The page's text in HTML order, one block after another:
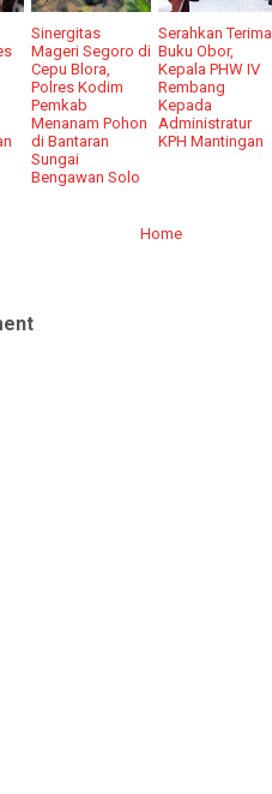
Sinergitas
Mageri Segoro di
Cepu Blora,
Polres Kodim
Pemkab
Menanam Pohon
di Bantaran
Sungai
Bengawan Solo
Serahkan Terima
Buku Obor,
Kepala PHW IV
Rembang
Kepada
Administratur
KPH Mantingan
Home